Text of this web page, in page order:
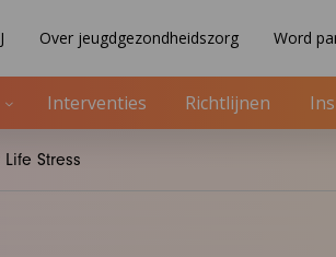
Over jeugdgezondheidszorg Word
Interventies Richtlijnen
Stress